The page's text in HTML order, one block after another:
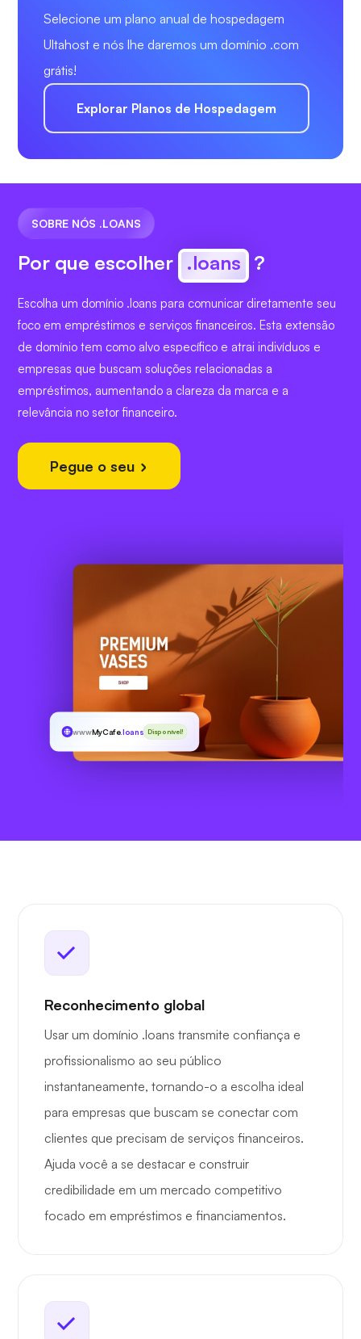
Selecione um plano anual de hospedagem
Ultahost e nós lhe daremos um domínio .com
grátis!
Explorar Planos de Hospedagem
SOBRE NÓS .LOANS
Por que escolher .loans ?
Escolha um domínio .loans para comunicar diretamente seu
foco em empréstimos e serviços financeiros. Esta extensão
de domínio tem como alvo específico e atrai indivíduos e
empresas que buscam soluções relacionadas a
empréstimos, aumentando a clareza da marca e a
relevância no setor financeiro.
Pegue o seu
wwwMyCafe.loans Disponível!
Reconhecimento global
Usar um domínio .loans transmite confiança e
profissionalismo ao seu público
instantaneamente, tornando-o a escolha ideal
para empresas que buscam se conectar com
clientes que precisam de serviços financeiros.
Ajuda você a se destacar e construir
credibilidade em um mercado competitivo
focado em empréstimos e financiamentos.